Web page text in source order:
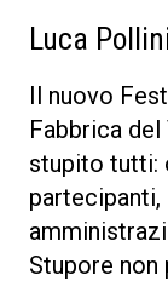
Luca
Il nuovo
Fabbrica del
stupito tutti:
partecipanti,
Stupore non